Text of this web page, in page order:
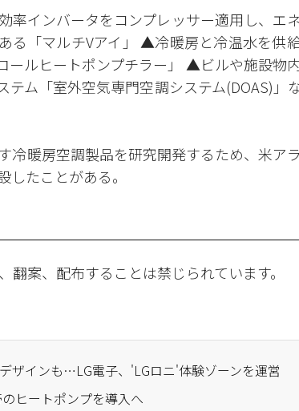
インバータをコンプレッサー適用し、エ
る「マルチVアイ」 ▲冷暖房と冷温水を供
ールヒートポンプチラー」 ▲ビルや施設物
ム「室外空気専門空調システム(DOAS)」な
冷暖房空調製品を研究開発するため、米ア
たことがある。
案、配布することは禁じられています。
ザインも…LG電子、'LGロニ'体験ゾーンを運営
ヒートポンプを導入へ